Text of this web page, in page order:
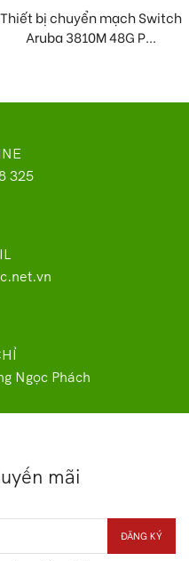
Thiết bị chuyển mạch Switch
Aruba 3810M 48G P...
325
Ngọc Phách
mãi